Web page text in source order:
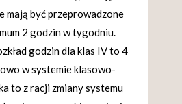
mają być przeprowadzone
2 godzin w tygodniu.
godzin dla klas IV to 4
w systemie klasowo-
to z racji zmiany systemu